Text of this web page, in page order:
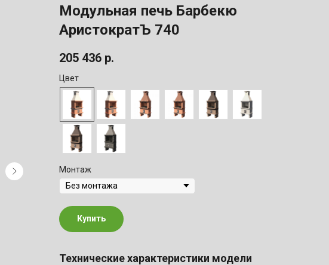
Модульная печь Барбекю
АристократЪ 740
205 436 р.
Цвет
Монтаж
Купить
Технические характеристики модели